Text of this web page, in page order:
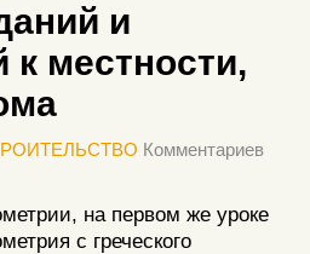
и
к местности,
Комментариев
на первом же уроке
с греческого